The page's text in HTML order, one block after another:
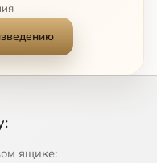
воин
ящике: